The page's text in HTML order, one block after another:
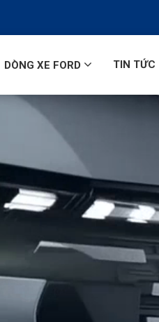
DÒNG XE FORD TIN TỨC